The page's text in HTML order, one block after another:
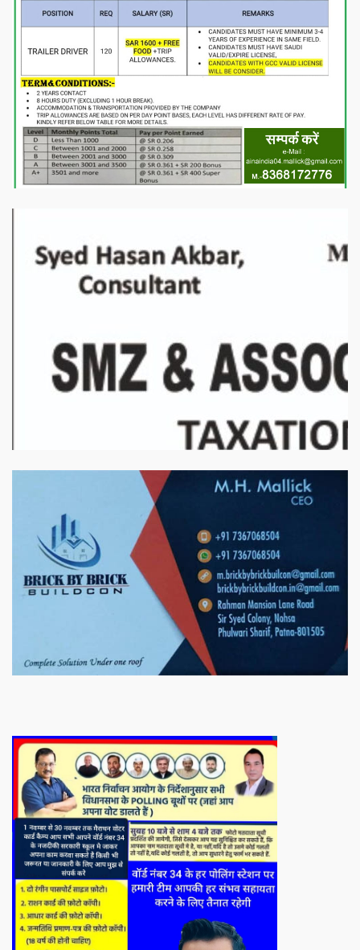
बिरादराने मिलात – अतिना वेलफ़ेयर फाउंडेशन, बेरोजगार महिलाओं के लिए बेहतर
स्वयं रोजगार के एक बेहतर अवसर प्रदान करने जा रहा है जिसके लिये महिलाओं
को प्रशिक्षित कर उन्हें स्वयं रोजगार सम्मुख बनाया जा सके। ताकि उन्हें अपनी
आजीविका के लिए अपना घर छोड़ना न पड़े। निवेदक – अतिना वेलफेयर
फाउंडेशन – बिहारशरीफ रहबर यूनिट।